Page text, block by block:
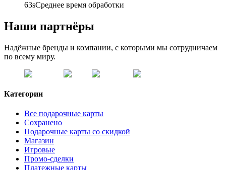
63sСреднее время обработки
Наши партнёры
Надёжные бренды и компании, с которыми мы сотрудничаем
по всему миру.
Категории
Все подарочные карты
Сохранено
Подарочные карты со скидкой
Магазин
Игровые
Промо-сделки
Платежные карты